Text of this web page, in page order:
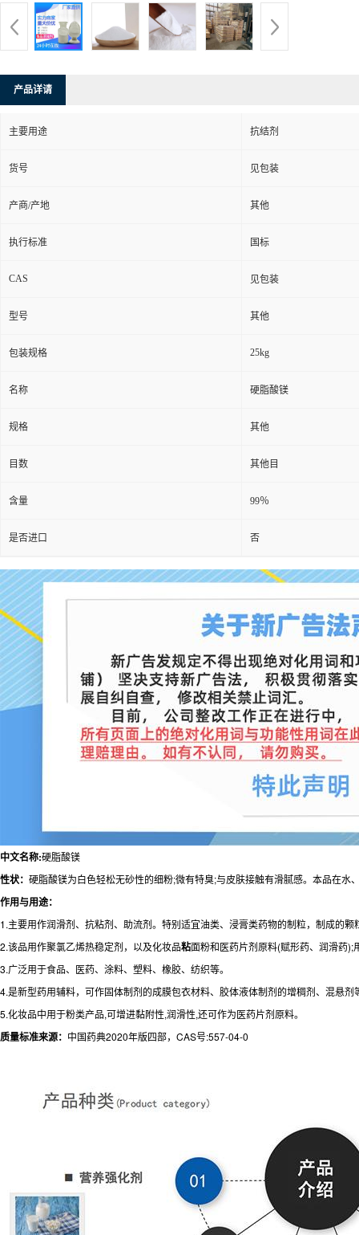
产品详请
主要用途 抗结剂
货号 见包装
产商/产地 其他
执行标准 国标
CAS 见包装
型号 其他
包装规格 25kg
名称 硬脂酸镁
规格 其他
目数 其他目
含量 99％
是否进口 否
中文名称:硬脂酸镁
性状： 硬脂酸镁为白色轻松无砂性的细粉;微有特臭;与皮肤接触有滑腻感。本品在水
作用与用途：
1.主要用作润滑剂、抗粘剂、助流剂。特别适宜油类、浸膏类药物的制粒，制成的
2.该品用作聚氯乙烯热稳定剂，以及化妆品粘面粉和医药片剂原料(赋形药、润滑药
3.广泛用于食品、医药、涂料、塑料、橡胶、纺织等。
4.是新型药用辅料，可作固体制剂的成膜包衣材料、胶体液体制剂的增稠剂、混悬剂
5.化妆品中用于粉类产品,可增进黏附性,润滑性,还可作为医药片剂原料。
质量标准来源： 中国药典2020年版四部，CAS号:557-04-0